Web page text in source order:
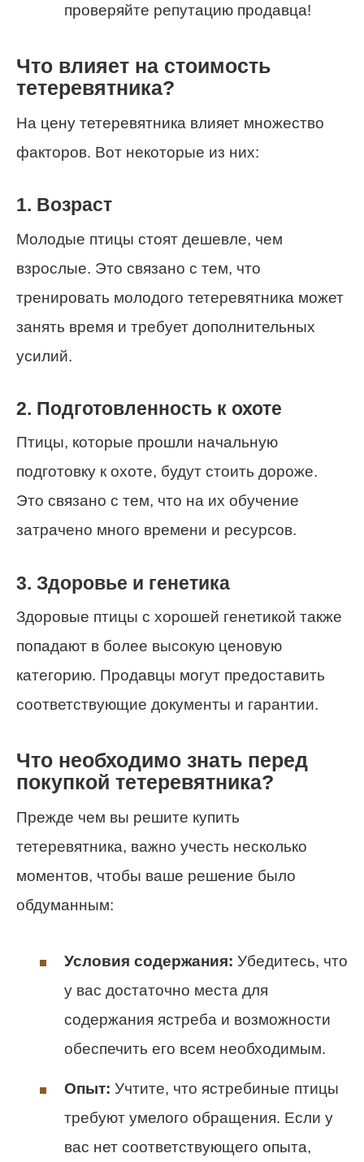
проверяйте репутацию продавца!
Что влияет на стоимость
тетеревятника?
На цену тетеревятника влияет множество
факторов. Вот некоторые из них:
1. Возраст
Молодые птицы стоят дешевле, чем
взрослые. Это связано с тем, что
тренировать молодого тетеревятника может
занять время и требует дополнительных
усилий.
2. Подготовленность к охоте
Птицы, которые прошли начальную
подготовку к охоте, будут стоить дороже.
Это связано с тем, что на их обучение
затрачено много времени и ресурсов.
3. Здоровье и генетика
Здоровые птицы с хорошей генетикой также
попадают в более высокую ценовую
категорию. Продавцы могут предоставить
соответствующие документы и гарантии.
Что необходимо знать перед
покупкой тетеревятника?
Прежде чем вы решите купить
тетеревятника, важно учесть несколько
моментов, чтобы ваше решение было
обдуманным:
Условия содержания: Убедитесь, что
у вас достаточно места для
содержания ястреба и возможности
обеспечить его всем необходимым.
Опыт: Учтите, что ястребиные птицы
требуют умелого обращения. Если у
вас нет соответствующего опыта,